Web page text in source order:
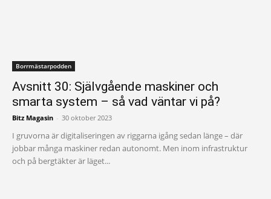
Borrmästarpodden
Avsnitt 30: Självgående maskiner och
smarta system – så vad väntar vi på?
Bitz Magasin - 30 oktober 2023
I gruvorna är digitaliseringen av riggarna igång sedan länge – där
jobbar många maskiner redan autonomt. Men inom infrastruktur
och på bergtäkter är läget...